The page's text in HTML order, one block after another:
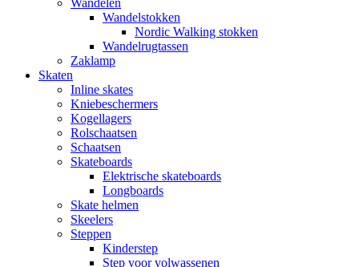
Wandelen
Wandelstokken
Nordic Walking stokken
Wandelrugtassen
Zaklamp
Skaten
Inline skates
Kniebeschermers
Kogellagers
Rolschaatsen
Schaatsen
Skateboards
Elektrische skateboards
Longboards
Skate helmen
Skeelers
Steppen
Kinderstep
Step voor volwassenen